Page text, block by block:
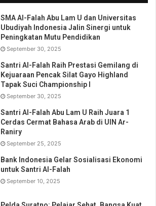
SMA Al-Falah Abu Lam U dan Universitas
Ubudiyah Indonesia Jalin Sinergi untuk
Peningkatan Mutu Pendidikan
September 30, 2025
Santri Al-Falah Raih Prestasi Gemilang di
Kejuaraan Pencak Silat Gayo Highland
Tapak Suci Championship I
September 30, 2025
Santri Al-Falah Abu Lam U Raih Juara 1
Cerdas Cermat Bahasa Arab di UIN Ar-
Raniry
September 25, 2025
Bank Indonesia Gelar Sosialisasi Ekonomi
untuk Santri Al-Falah
September 10, 2025